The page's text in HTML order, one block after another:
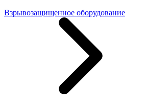
Взрывозащищенное оборудование